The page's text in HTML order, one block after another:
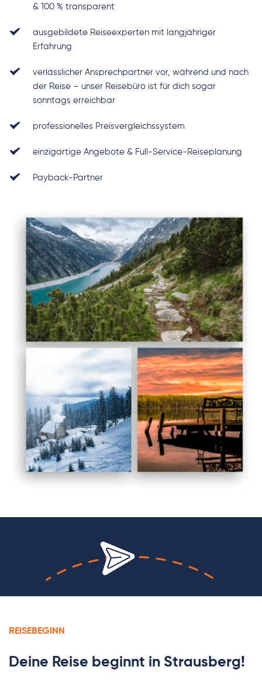
& 100 % transparent
ausgebildete Reiseexperten mit langjähriger
Erfahrung
verlässlicher Ansprechpartner vor, während und nach
der Reise – unser Reisebüro ist für dich sogar
sonntags erreichbar
professionelles Preisvergleichssystem
einzigartige Angebote & Full-Service-Reiseplanung
Payback-Partner
REISEBEGINN
Deine Reise beginnt in Strausberg!